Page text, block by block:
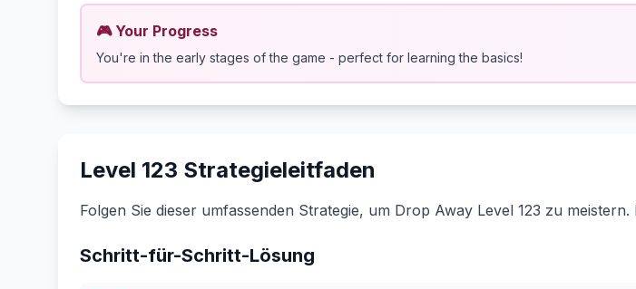
🎮 Your Progress
You're in the early stages of the game - perfect for learning the basics!
Level 123 Strategieleitfaden
Folgen Sie dieser umfassenden Strategie, um Drop Away Level 123 zu
Schritt-für-Schritt-Lösung